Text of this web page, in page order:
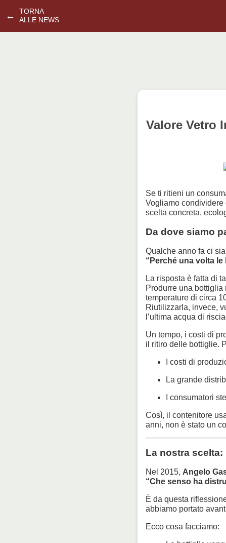
←
TORNA
ALLE NEWS
Valore Vetro
Se ti ritieni un
Vogliamo condividere
scelta concreta,
Da dove siamo
Qualche anno fa ci
“Perché una volta
La risposta è fatta di
Produrre una
temperature di circa
Riutilizzarla, invece,
l’ultima acqua di
Un tempo, i costi di
il ritiro delle bottiglie.
I costi di
La grande
I consumatori
Così, il contenitore
anni, non è stato un
La nostra
Nel 2015, Angelo
“Che senso ha
È da questa
abbiamo portato
Ecco cosa facciamo: